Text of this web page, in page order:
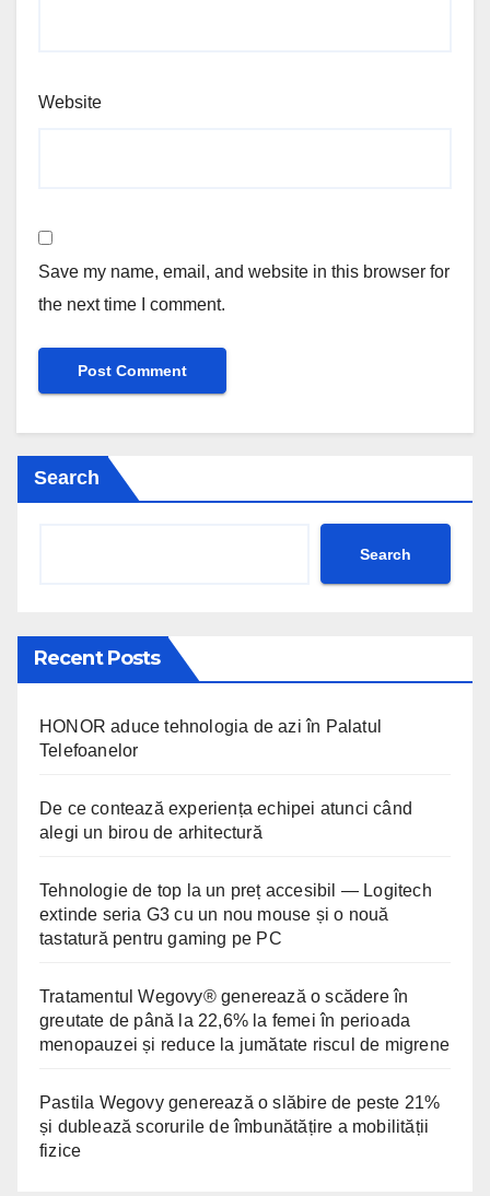
Website
Save my name, email, and website in this browser for
the next time I comment.
Search
Search
Recent Posts
HONOR aduce tehnologia de azi în Palatul
Telefoanelor
De ce contează experiența echipei atunci când
alegi un birou de arhitectură
Tehnologie de top la un preț accesibil — Logitech
extinde seria G3 cu un nou mouse și o nouă
tastatură pentru gaming pe PC
Tratamentul Wegovy® generează o scădere în
greutate de până la 22,6% la femei în perioada
menopauzei și reduce la jumătate riscul de migrene
Pastila Wegovy generează o slăbire de peste 21%
și dublează scorurile de îmbunătățire a mobilității
fizice